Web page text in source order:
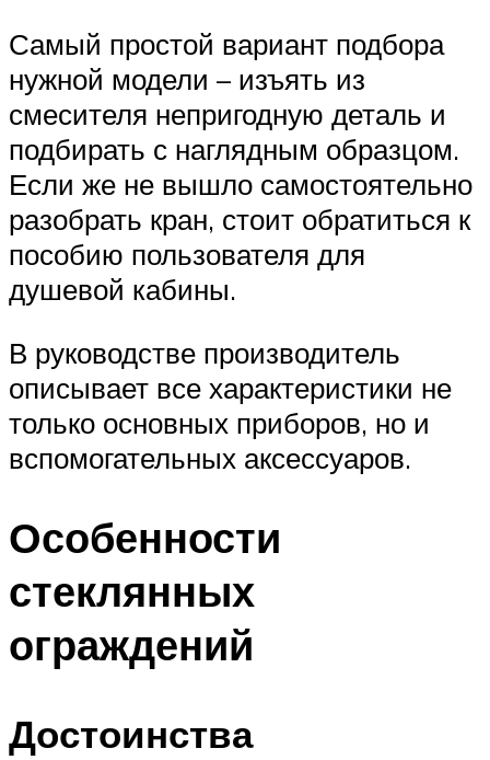
Самый простой вариант подбора
нужной модели – изъять из
смесителя непригодную деталь и
подбирать с наглядным образцом.
Если же не вышло самостоятельно
разобрать кран, стоит обратиться к
пособию пользователя для
душевой кабины.
В руководстве производитель
описывает все характеристики не
только основных приборов, но и
вспомогательных аксессуаров.
Особенности
стеклянных
ограждений
Достоинства